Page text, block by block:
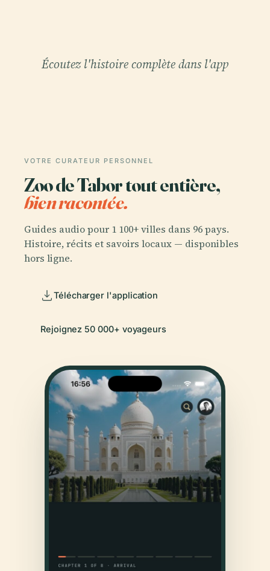
Écoutez l'histoire complète dans l'app
VOTRE CURATEUR PERSONNEL
Zoo de Tabor tout entière,
bien racontée.
Guides audio pour 1 100+ villes dans 96 pays.
Histoire, récits et savoirs locaux — disponibles
hors ligne.
Télécharger l'application
Rejoignez 50 000+ voyageurs